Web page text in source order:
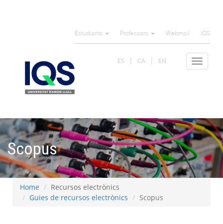
Estudiants Professors Webmail IQS
Toggle
ES CA EN
Scopus
Home
Recursos electrònics
Guies de recursos electrònics
Scopus